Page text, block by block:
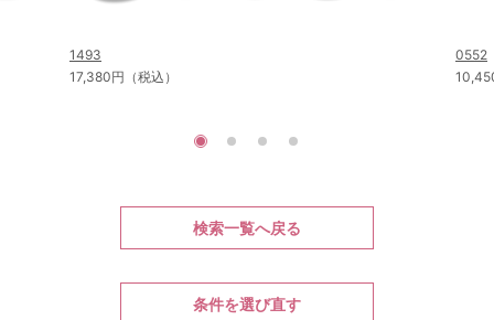
1493
17,380円（税込）
0552
検索一覧へ戻る
条件を選び直す